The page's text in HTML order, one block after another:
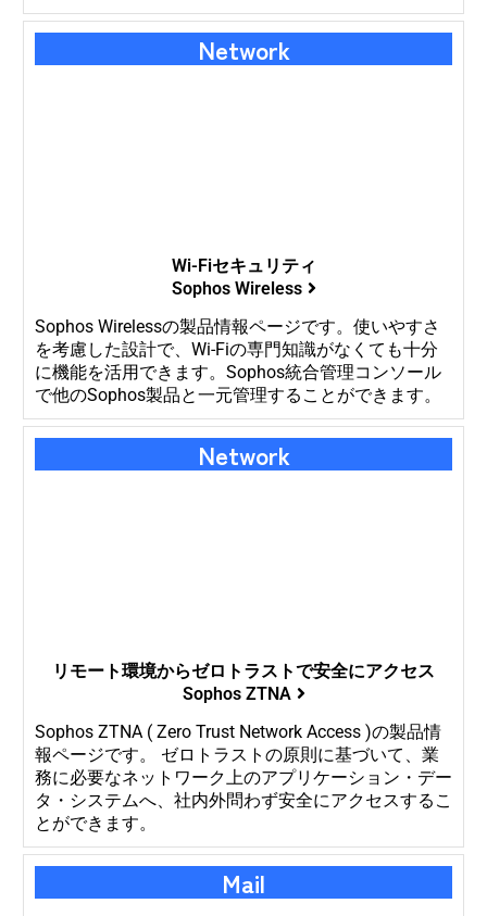
Network
Wi-Fiセキュリティ
Sophos Wireless
Sophos Wirelessの製品情報ページです。使いやすさ
を考慮した設計で、Wi-Fiの専門知識がなくても十分
に機能を活用できます。Sophos統合管理コンソール
で他のSophos製品と一元管理することができます。
Network
リモート環境からゼロトラストで安全にアクセス
Sophos ZTNA
Sophos ZTNA ( Zero Trust Network Access )の製品情
報ページです。 ゼロトラストの原則に基づいて、業
務に必要なネットワーク上のアプリケーション・デー
タ・システムへ、社内外問わず安全にアクセスするこ
とができます。
Mail